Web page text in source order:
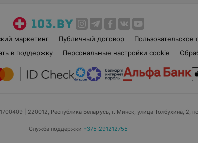
маркетинг Публичный договор
Пользовательское
в поддержку Персональные настройки cookie
| 220012, Республика Беларусь, г. Минск, улица Толбухина, 2,
Служба поддержки +375 291212755